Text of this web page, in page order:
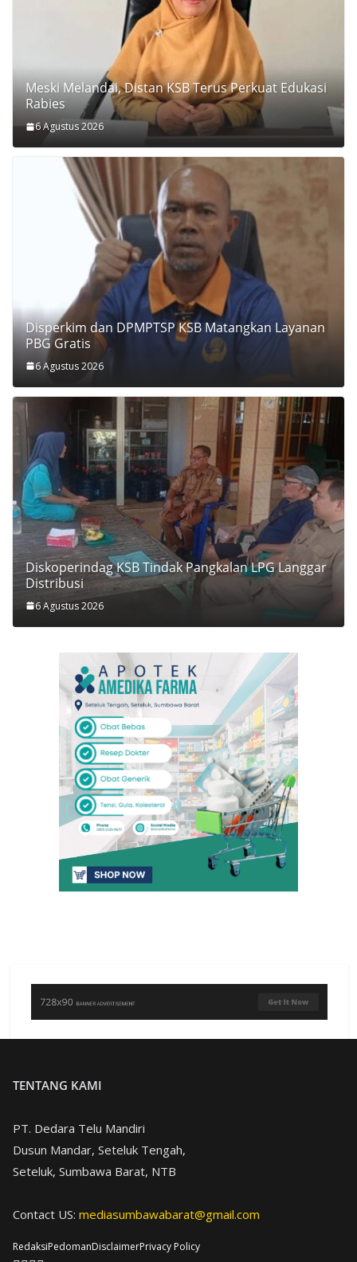
Meski Melandai, Distan KSB Terus Perkuat Edukasi
Rabies
6 Agustus 2026
Disperkim dan DPMPTSP KSB Matangkan Layanan
PBG Gratis
6 Agustus 2026
Diskoperindag KSB Tindak Pangkalan LPG Langgar
Distribusi
6 Agustus 2026
TENTANG KAMI
PT. Dedara Telu Mandiri
Dusun Mandar, Seteluk Tengah,
Seteluk, Sumbawa Barat, NTB
Contact US: mediasumbawabarat@gmail.com
RedaksiPedomanDisclaimerPrivacy Policy